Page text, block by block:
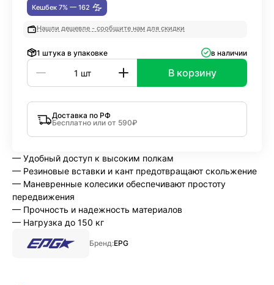
Кешбек 7% — 162
Нашли дешевле - сообщите нам для скидки
1 штука в упаковке в наличии
В корзину
Доставка по РФ
Бесплатно или от 590₽
— Удобный доступ к высоким полкам
— Резиновые вставки и кант предотвращают скольжение
— Маневренные колесики обеспечивают простоту
передвижения
— Прочность и надежность материалов
— Нагрузка до 150 кг
Бренд:EPG